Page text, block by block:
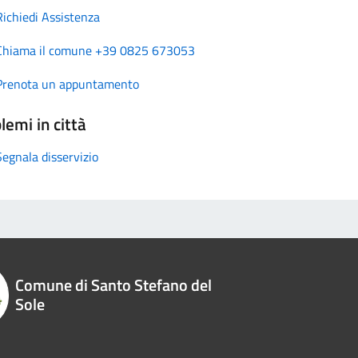
Assistenza
il comune +39 0825 673053
un appuntamento
in città
disservizio
Comune di Santo Stefano del
Sole